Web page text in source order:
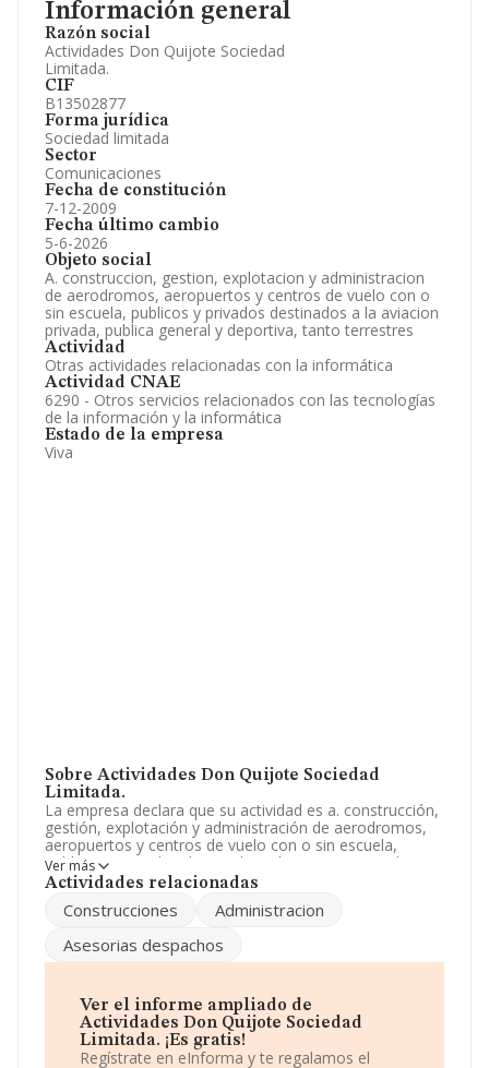
Información general
Razón social
Actividades Don Quijote Sociedad
Limitada.
CIF
B13502877
Forma jurídica
Sociedad limitada
Sector
Comunicaciones
Fecha de constitución
7-12-2009
Fecha último cambio
5-6-2026
Objeto social
A. construccion, gestion, explotacion y administracion
de aerodromos, aeropuertos y centros de vuelo con o
sin escuela, publicos y privados destinados a la aviacion
privada, publica general y deportiva, tanto terrestres
Actividad
Otras actividades relacionadas con la informática
Actividad CNAE
6290 - Otros servicios relacionados con las tecnologías
de la información y la informática
Estado de la empresa
Viva
Sobre Actividades Don Quijote Sociedad
Limitada.
La empresa declara que su actividad es a. construcción,
gestión, explotación y administración de aerodromos,
aeropuertos y centros de vuelo con o sin escuela,
publicos y privados destinados a la aviacion privada,
publica general y deportiva, tanto terrestres. La
Sociedad Limitada. Clasifica su actividad CNAE como
importación y/o exportación.
los distintos rankings: en 2024 la empresa ha caído 149
puestos a nivel sectorial pasando a ocupar la posición
3.139, frente a la 2.990 del año anterior. En el ranking de
sectores las siguientes empresas tienen mejor posición:
Ver más
Actividades relacionadas
Construcciones
Administracion
Asesorias despachos
Ver el informe ampliado de
Actividades Don Quijote Sociedad
Limitada. ¡Es gratis!
Regístrate en eInforma y te regalamos el